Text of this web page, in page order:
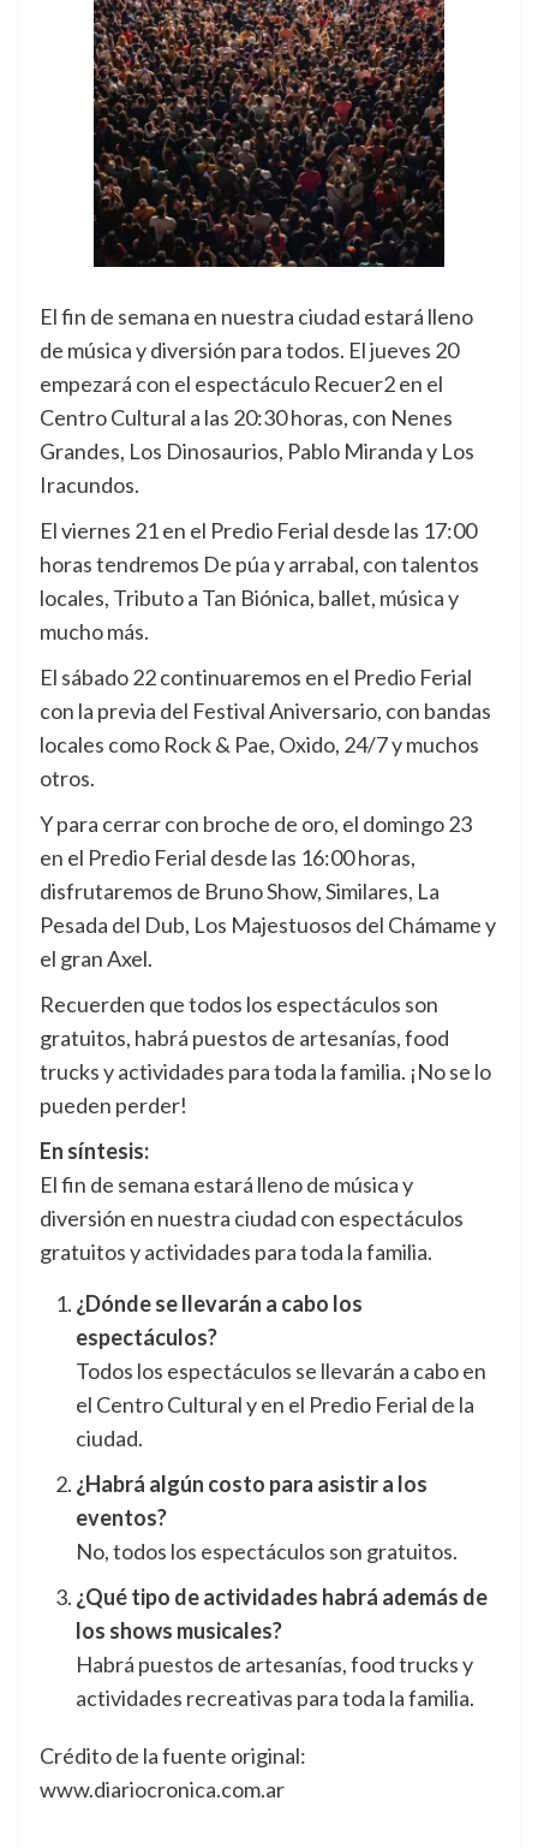
El fin de semana en nuestra ciudad estará lleno
de música y diversión para todos. El jueves 20
empezará con el espectáculo Recuer2 en el
Centro Cultural a las 20:30 horas, con Nenes
Grandes, Los Dinosaurios, Pablo Miranda y Los
Iracundos.
El viernes 21 en el Predio Ferial desde las 17:00
horas tendremos De púa y arrabal, con talentos
locales, Tributo a Tan Biónica, ballet, música y
mucho más.
El sábado 22 continuaremos en el Predio Ferial
con la previa del Festival Aniversario, con bandas
locales como Rock & Pae, Oxido, 24/7 y muchos
otros.
Y para cerrar con broche de oro, el domingo 23
en el Predio Ferial desde las 16:00 horas,
disfrutaremos de Bruno Show, Similares, La
Pesada del Dub, Los Majestuosos del Chámame y
el gran Axel.
Recuerden que todos los espectáculos son
gratuitos, habrá puestos de artesanías, food
trucks y actividades para toda la familia. ¡No se lo
pueden perder!
En síntesis:
El fin de semana estará lleno de música y
diversión en nuestra ciudad con espectáculos
gratuitos y actividades para toda la familia.
¿Dónde se llevarán a cabo los
espectáculos?
Todos los espectáculos se llevarán a cabo en
el Centro Cultural y en el Predio Ferial de la
ciudad.
¿Habrá algún costo para asistir a los
eventos?
No, todos los espectáculos son gratuitos.
¿Qué tipo de actividades habrá además de
los shows musicales?
Habrá puestos de artesanías, food trucks y
actividades recreativas para toda la familia.
Crédito de la fuente original:
www.diariocronica.com.ar